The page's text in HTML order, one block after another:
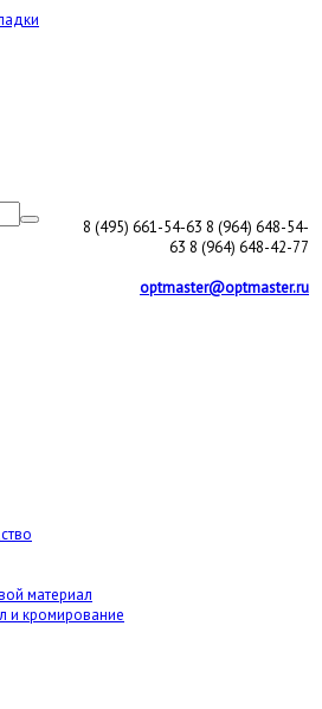
8 (495) 661-54-63 8 (964) 648-54-
63 8 (964) 648-42-77
optmaster@optmaster.ru
материал
и кромирование